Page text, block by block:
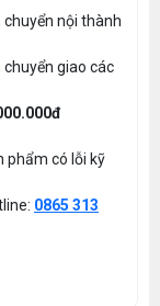
chuyển nội thành
chuyển giao các
phẩm có lỗi kỹ
0865 313